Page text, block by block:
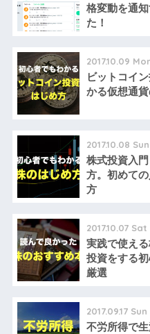
格変動を通
た！
2017.10.09
ビットコイ
かる仮想通
2017.10.08 Sun
株式投資入
方。初めて
方
2017.10.07 Sat
実践で使え
投資をする
厳選
2017.09.17 Sun
不労所得で